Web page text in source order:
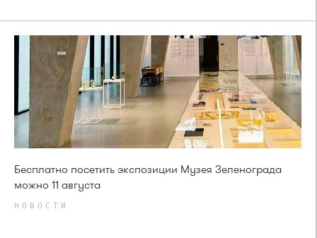
Бесплатно посетить экспозиции Музея Зеленограда
можно 11 августа
НОВОСТИ